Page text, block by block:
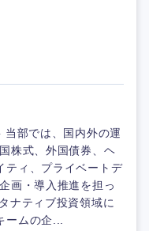
部では、国内外の運
株式、外国債券、ヘ
ティ、プライベートデ
画・導入推進を担っ
ナティブ投資領域に
ームの企...